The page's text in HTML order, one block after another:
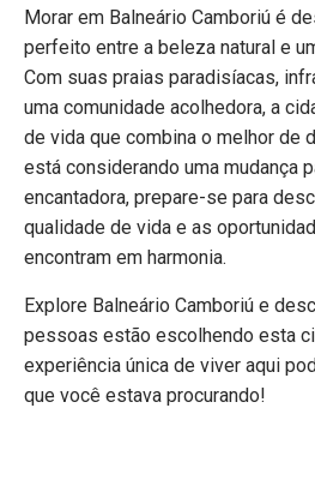
Morar em Balneário Camboriú é
perfeito entre a beleza natural e
Com suas praias paradisíacas,
uma comunidade acolhedora, a
de vida que combina o melhor de
está considerando uma mudança
encantadora, prepare-se para
qualidade de vida e as
encontram em harmonia.
Explore Balneário Camboriú e
pessoas estão escolhendo esta
experiência única de viver aqui
que você estava procurando!